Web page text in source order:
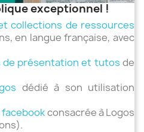
exceptionnel !
collections de ressources
en langue française, avec
de présentation et tutos de
dédié à son utilisation
facebookconsacrée à Logos